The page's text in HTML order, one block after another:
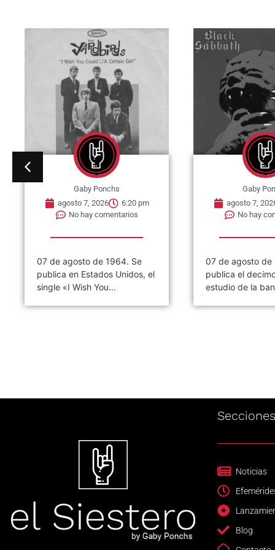
Gaby Ponchs
agosto 7, 2026
6:15 pm
No hay comentarios
07 de agosto de 1983. Se
publica el decimo álbum de
estudio de la banda...
Gaby
agosto 7,
No hay
07 de agosto de
publica el álbum
«Whoosh!». Es
Secciones
Noticias
Blog